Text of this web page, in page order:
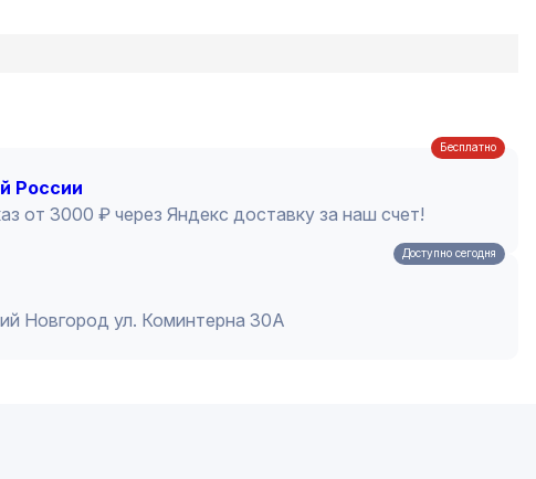
Бесплатно
России
от 3000 ₽ через Яндекс доставку за наш счет!
Доступно сегодня
Новгород ул. Коминтерна 30А